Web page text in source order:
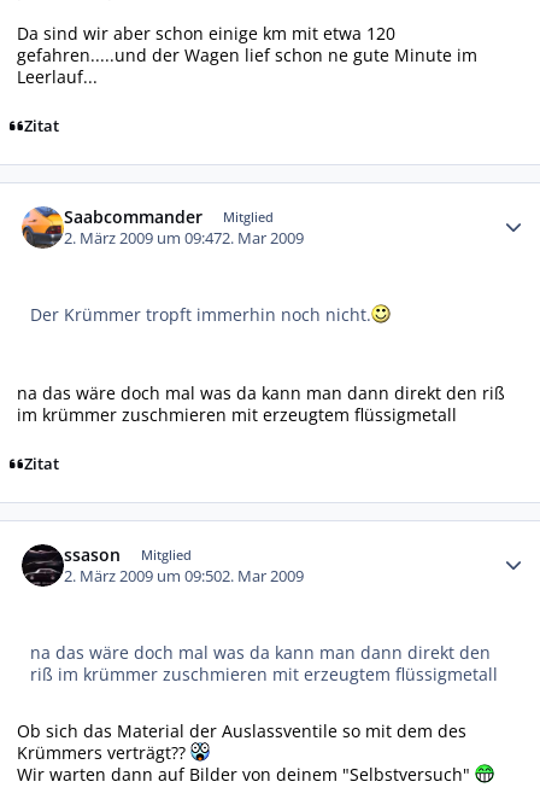
Da sind wir aber schon einige km mit etwa 120
gefahren.....und der Wagen lief schon ne gute Minute im
Leerlauf...
Zitat
Saabcommander Mitglied
2. März 2009 um 09:472. Mar 2009
Der Krümmer tropft immerhin noch nicht.
na das wäre doch mal was da kann man dann direkt den riß
im krümmer zuschmieren mit erzeugtem flüssigmetall
Zitat
ssason Mitglied
2. März 2009 um 09:502. Mar 2009
na das wäre doch mal was da kann man dann direkt den
riß im krümmer zuschmieren mit erzeugtem flüssigmetall
Ob sich das Material der Auslassventile so mit dem des
Krümmers verträgt??
Wir warten dann auf Bilder von deinem "Selbstversuch"